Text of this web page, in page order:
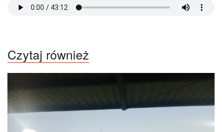
Czytaj również